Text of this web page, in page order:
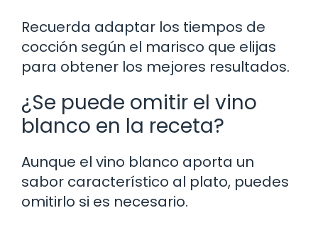
Recuerda adaptar los tiempos de
cocción según el marisco que elijas
para obtener los mejores resultados.
¿Se puede omitir el vino
blanco en la receta?
Aunque el vino blanco aporta un
sabor característico al plato, puedes
omitirlo si es necesario.